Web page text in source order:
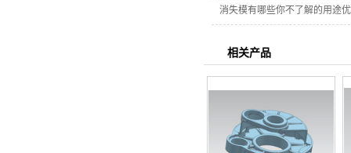
消失模有哪些你不了解的用途
相关产品